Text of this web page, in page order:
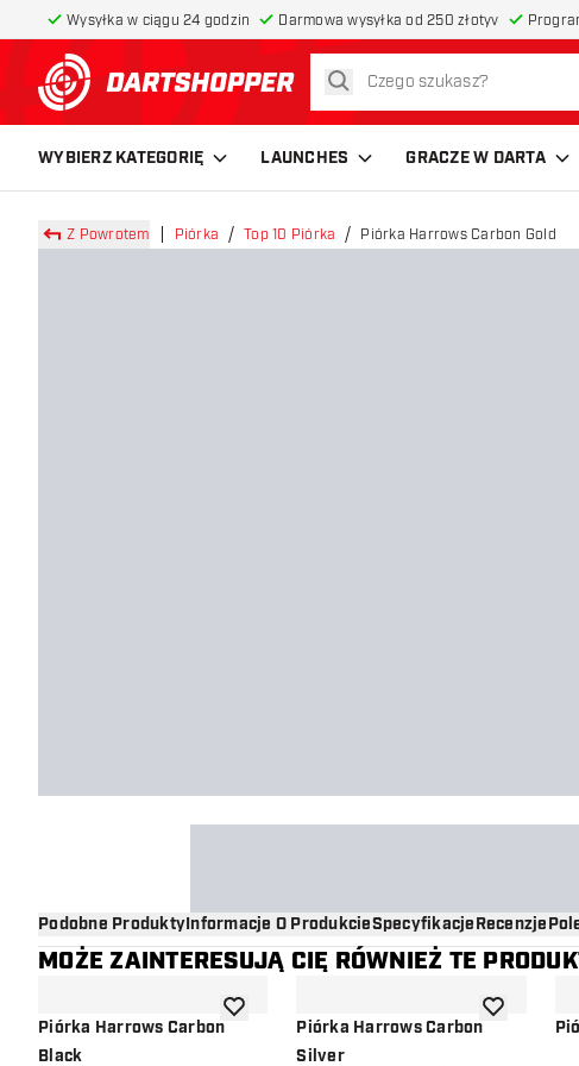
Wysyłka w ciągu 24 godzin Darmowa wysyłka od 250 złotyv
powrót do strony głównej
szukaj
WYBIERZ KATEGORIĘ LAUNCHES GRACZE W DARTA
Z Powrotem Piórka Top 10 Piórka Piórka Harrows Carbon Gold
Podobne ProduktyInformacje O ProdukcieSpecyfikacjeRecenzje
MOŻE ZAINTERESUJĄ CIĘ RÓWNIEŻ TE
Piórka Harrows Carbon
Black
dodaj do listy życzeńPiórka Harrows Carbon
Silver
dodaj do